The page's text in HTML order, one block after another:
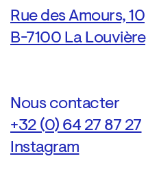
Rue des Amours, 10
B-7100 La Louvière
Nous contacter
+32 (0) 64 27 87 27
Instagram